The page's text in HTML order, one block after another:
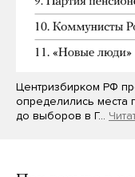
Центризбирком РФ
определились места
до выборов в Г…